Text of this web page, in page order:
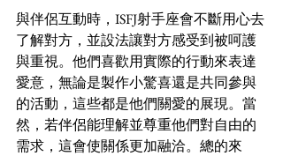
與伴侶互動時，ISFJ射手座會不斷用心去
了解對方，並設法讓對方感受到被呵護
與重視。他們喜歡用實際的行動來表達
愛意，無論是製作小驚喜還是共同參與
的活動，這些都是他們關愛的展現。當
然，若伴侶能理解並尊重他們對自由的
需求，這會使關係更加融洽。總的來